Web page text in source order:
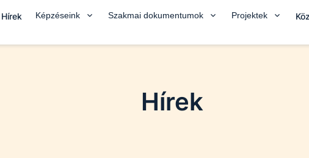
Hírek Képzéseink Szakmai dokumentumok Projektek
Hírek